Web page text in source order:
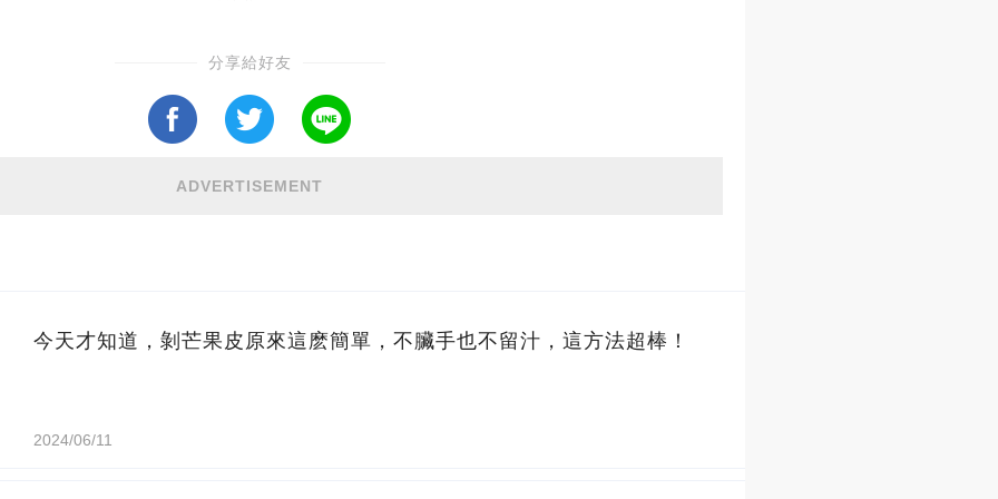
分享給好友
ADVERTISEMENT
今天才知道，剝芒果皮原來這麽簡單，不臟手也不留汁，這方法超棒！
2024/06/11